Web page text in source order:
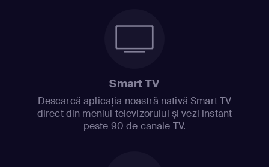
Smart TV
Descarcă aplicația noastră nativă Smart TV
direct din meniul televizorului și vezi instant
peste 90 de canale TV.